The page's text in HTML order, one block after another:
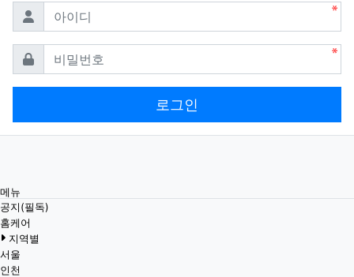
아이디
비밀번호
로그인
메뉴
공지(필독)
홈케어
지역별
서울
인천